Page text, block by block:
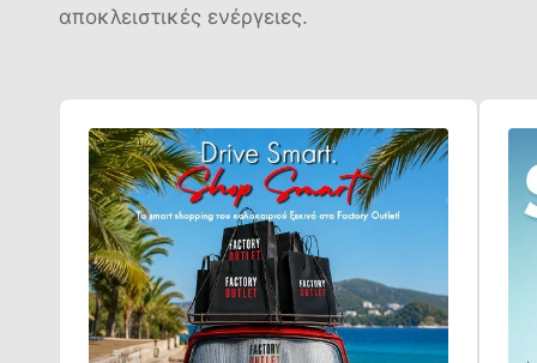
αποκλειστικές ενέργειες.